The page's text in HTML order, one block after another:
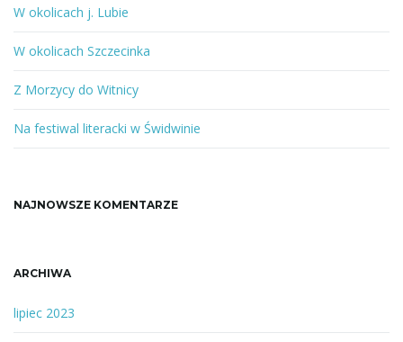
ę
ł
o
w
o
l
u
b
f
z
W okolicach j. Lubie
W okolicach Szczecinka
Z Morzycy do Witnicy
Na festiwal literacki w Świdwinie
NAJNOWSZE KOMENTARZE
ARCHIWA
lipiec 2023